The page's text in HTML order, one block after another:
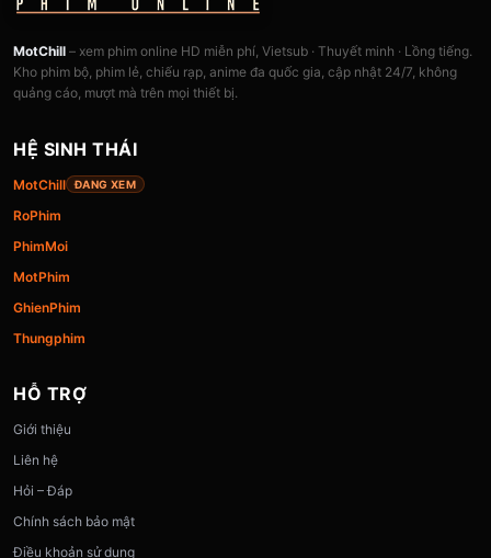
MotChill – xem phim online HD miễn phí, Vietsub · Thuyết minh · Lồng tiếng.
Kho phim bộ, phim lẻ, chiếu rạp, anime đa quốc gia, cập nhật 24/7, không
quảng cáo, mượt mà trên mọi thiết bị.
HỆ SINH THÁI
MotChill ĐANG XEM
RoPhim
PhimMoi
MotPhim
GhienPhim
Thungphim
HỖ TRỢ
Giới thiệu
Liên hệ
Hỏi – Đáp
Chính sách bảo mật
Điều khoản sử dụng